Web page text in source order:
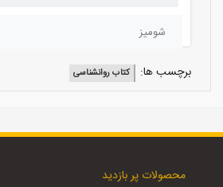
شومیز
برچسب ها: کتاب روانشناسی
محصولات پر بازدید